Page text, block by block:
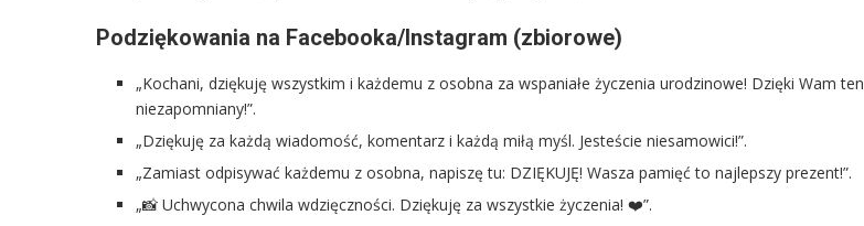
Podziękowania na Facebooka/Instagram (zbiorowe)
„Kochani, dziękuję wszystkim i każdemu z osobna za wspaniałe życzenia urodzinowe! Dzięki Wam
niezapomniany!”.
„Dziękuję za każdą wiadomość, komentarz i każdą miłą myśl. Jesteście niesamowici!”.
„Zamiast odpisywać każdemu z osobna, napiszę tu: DZIĘKUJĘ! Wasza pamięć to najlepszy prezent!”.
„📸 Uchwycona chwila wdzięczności. Dziękuję za wszystkie życzenia! ❤️”.